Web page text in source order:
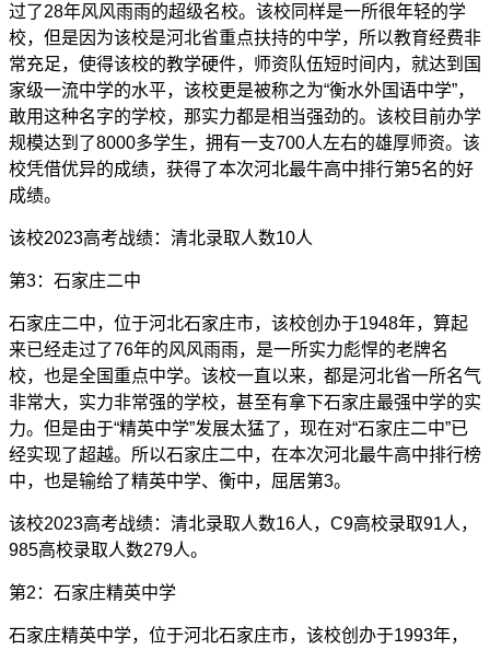
过了28年风风雨雨的超级名校。该校同样是一所很年轻的学
校，但是因为该校是河北省重点扶持的中学，所以教育经费非
常充足，使得该校的教学硬件，师资队伍短时间内，就达到国
家级一流中学的水平，该校更是被称之为“衡水外国语中学”，
敢用这种名字的学校，那实力都是相当强劲的。该校目前办学
规模达到了8000多学生，拥有一支700人左右的雄厚师资。该
校凭借优异的成绩，获得了本次河北最牛高中排行第5名的好
成绩。
该校2023高考战绩：清北录取人数10人
第3：石家庄二中
石家庄二中，位于河北石家庄市，该校创办于1948年，算起
来已经走过了76年的风风雨雨，是一所实力彪悍的老牌名
校，也是全国重点中学。该校一直以来，都是河北省一所名气
非常大，实力非常强的学校，甚至有拿下石家庄最强中学的实
力。但是由于“精英中学”发展太猛了，现在对“石家庄二中”已
经实现了超越。所以石家庄二中，在本次河北最牛高中排行榜
中，也是输给了精英中学、衡中，屈居第3。
该校2023高考战绩：清北录取人数16人，C9高校录取91人，
985高校录取人数279人。
第2：石家庄精英中学
石家庄精英中学，位于河北石家庄市，该校创办于1993年，